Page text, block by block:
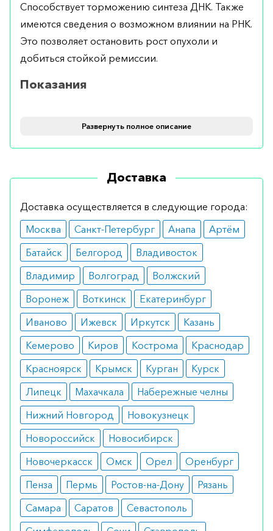
Способствует торможению синтеза ДНК. Также
имеются сведения о возможном влиянии на РНК.
Это позволяет остановить рост опухоли и
добиться стойкой ремиссии.
Показания
нелимфобластном лейкозе, при хроническом
течении миелолейкоза, при нейролейкемии и
лимфогранулематозе.
Противопоказания
Возможными противопоказаниями являются
период беременности и лактации.
Побочные эффекты
Соблюдение дозировки подготовка пациента
снижают риск развития побочных симптомов. У
некоторых пациентов отмечается анемия,
лейкопения, а также выраженная усталость с
головокружениями.
Режим дозирования
Дозировка препарата напрямую зависит от
стадии развития патологии, наличия или
отсутствия метастаз, а также от чувствительности
пациента к препарату. Также учитывается ранее
проведенная химотерапия и ее результаты.
Особые указания
Развернуть полное описание
Доставка
Доставка осуществляется в следующие города:
Москва
Санкт-Петербург Анапа
Артём
Батайск
Белгород
Владивосток
Владимир
Волгоград
Волжский
Воронеж
Воткинск
Екатеринбург
Иваново
Ижевск Иркутск
Казань
Кемерово
Киров Кострома
Краснодар
Красноярск
Крымск Курган
Курск
Липецк
Махачкала
Набережные челны
Нижний Новгород
Новокузнецк
Новороссийск
Новосибирск
Новочеркасск
Омск Орел
Оренбург
Пенза
Пермь Ростов-на-Дону
Рязань
Самара
Саратов
Севастополь